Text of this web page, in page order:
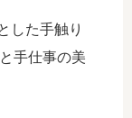
した手触り
手仕事の美